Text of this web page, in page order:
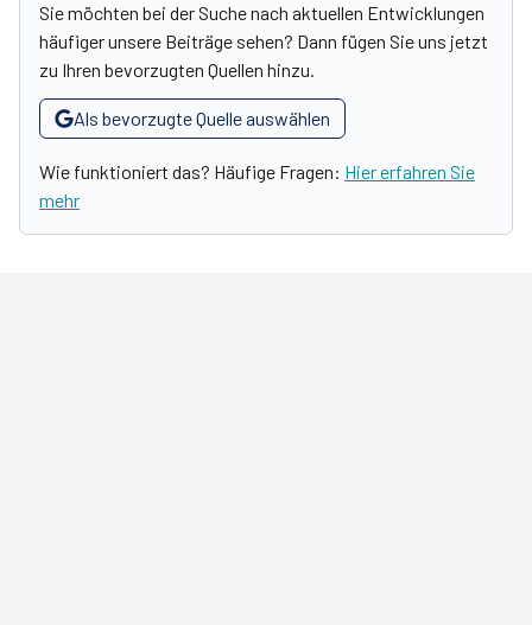
Sie möchten bei der Suche nach aktuellen Entwicklungen
häufiger unsere Beiträge sehen? Dann fügen Sie uns jetzt
zu Ihren bevorzugten Quellen hinzu.
Als bevorzugte Quelle auswählen
Wie funktioniert das? Häufige Fragen: Hier erfahren Sie
mehr